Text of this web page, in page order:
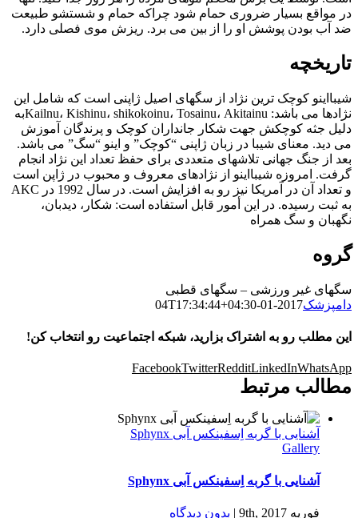
در مواقع بسیار ضروری حمام شود چراکه حمام و شستشو طبیعت
ضد آب بودن پوشش او را از بین می برد. ریزش موی فصلی دارد.
تاریخچه
شیبااینو کوچک ترین نژاد از سگهای اصیل ژاپنی است که شامل این
نژادها می باشد: Kailnu، Kishinu، shikokoinu، Tosainu، Akitainuبه
دلیل جثه کوچکش جهت شکار جانداران کوچک و پرندگان آموزش
می دید. معنای شیبا در زبان ژاپنی “کوچک” و اینو “سگ” می باشد.
بعد از جنگ جهانی تلاشهای متعددی برای حفظ تعداد این نژاد انجام
گرفت. امروزه شیبااینو از نژادهای معروف و محبوب در ژاپن است
و تعداد آن در آمریکا نیز رو به افزایش است. در سال 1992 در AKC
به ثبت رسیده. در این أمور قابل استفاده است: شکار، دیدبان،
نگهبان و سگ همراه
گروه
سگهای غیر ورزشی – سگهای قطبی
دامپزشک2017-01-04T17:34:44+04:30
این مطلب رو به اشتراک بزارید، شبکه اجتماعیت رو انتخاب کن!
FacebookTwitterRedditLinkedInWhatsApp
مطالب مرتبط
آشنایی با گربه اِسفینکس آبی Sphynx
Gallery
آشنایی با گربه اِسفینکس آبی Sphynx
فوریه 9th, 2017 | بدون ديدگاه